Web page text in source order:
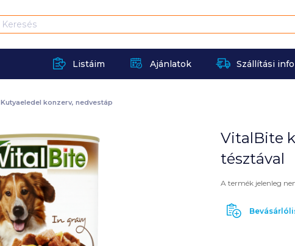
Listáim Ajánlatok Szállítási
Kutyaeledel konzerv, nedvestáp
VitalBite
tésztával
A termék jelenleg